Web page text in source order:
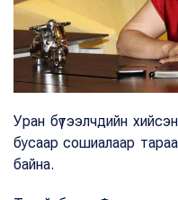
Уран бүтээлчдийн
бусаар сошиалаар
байна.